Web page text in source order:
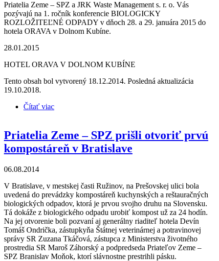
Priatelia Zeme – SPZ a JRK Waste Management s. r. o. Vás
pozývajú na 1. ročník konferencie BIOLOGICKY
ROZLOŽITEĽNÉ ODPADY v dňoch 28. a 29. januára 2015 do
hotela ORAVA v Dolnom Kubíne.
28.01.2015
HOTEL ORAVA V DOLNOM KUBÍNE
Tento obsah bol vytvorený 18.12.2014. Posledná aktualizácia
19.10.2018.
Čítať viac
Priatelia Zeme – SPZ prišli otvoriť prvú
kompostáreň v Bratislave
06.08.2014
V Bratislave, v mestskej časti Ružinov, na Prešovskej ulici bola
uvedená do prevádzky kompostáreň kuchynských a reštauračných
biologických odpadov, ktorá je prvou svojho druhu na Slovensku.
Tá dokáže z biologického odpadu urobiť kompost už za 24 hodín.
Na jej otvorenie boli pozvaní aj generálny riaditeľ hotela Devín
Tomáš Ondrička, zástupkyňa Štátnej veterinárnej a potravinovej
správy SR Zuzana Tkáčová, zástupca z Ministerstva životného
prostredia SR Maroš Záhorský a podpredseda Priateľov Zeme –
SPZ Branislav Moňok, ktorí slávnostne prestrihli pásku.